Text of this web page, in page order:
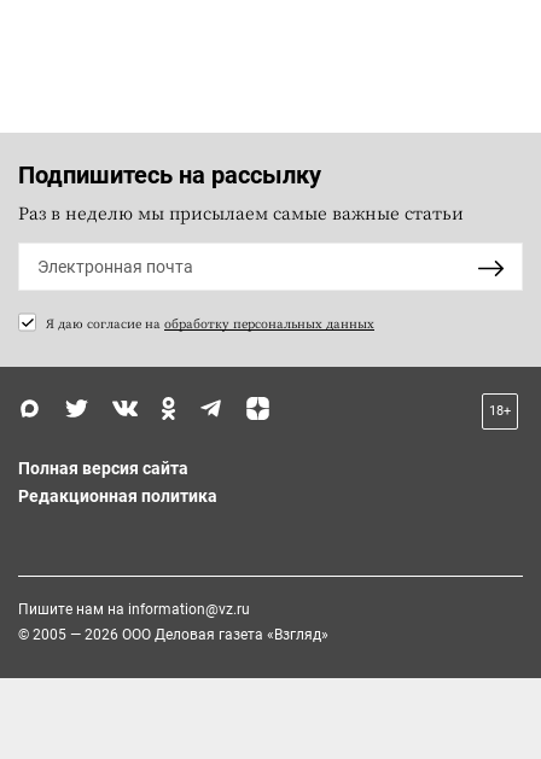
Подпишитесь на рассылку
Раз в неделю мы присылаем самые важные статьи
Я даю согласие на обработку персональных данных
18+
Полная версия сайта
Редакционная политика
Пишите нам на information@vz.ru
© 2005 — 2026 ООО Деловая газета «Взгляд»